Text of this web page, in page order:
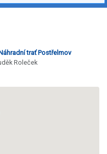
trať Postřelmov
Roleček